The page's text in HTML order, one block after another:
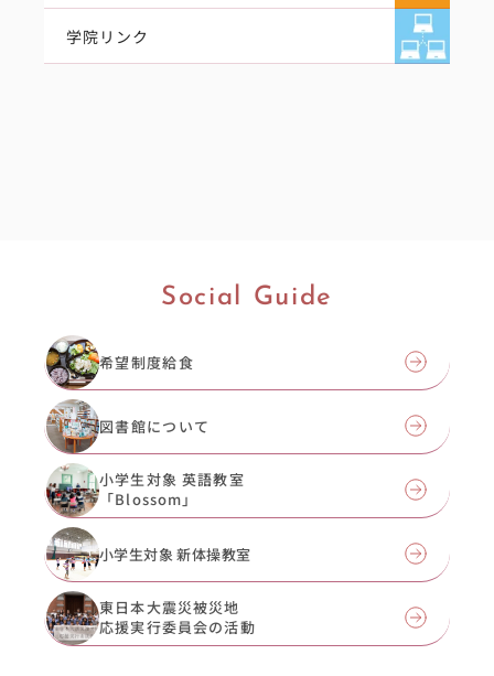
学院リンク
Social Guide
希望制度給食
図書館について
小学生対象 英語教室
「Blossom」
小学生対象 新体操教室
東日本大震災被災地
応援実行委員会の活動